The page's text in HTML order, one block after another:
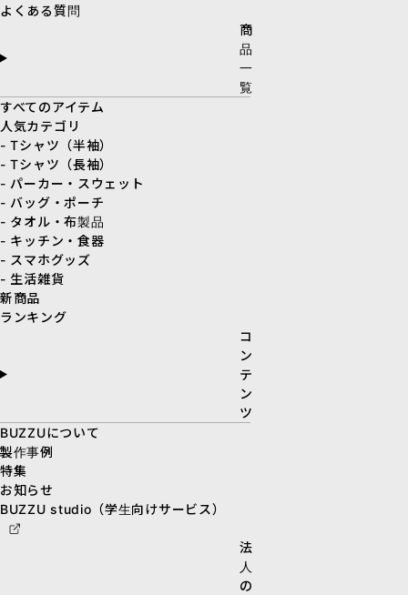
よくある質問
商
品
一
覧
すべてのアイテム
人気カテゴリ
- Tシャツ（半袖）
- Tシャツ（長袖）
- パーカー・スウェット
- バッグ・ポーチ
- タオル・布製品
- キッチン・食器
- スマホグッズ
- 生活雑貨
新商品
ランキング
コ
ン
テ
ン
ツ
BUZZUについて
製作事例
特集
お知らせ
BUZZU studio（学生向けサービス）
法
人
の